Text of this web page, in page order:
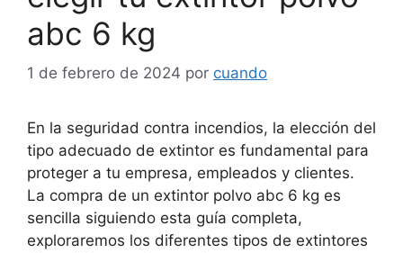
abc 6 kg
1 de febrero de 2024 por cuando
En la seguridad contra incendios, la elección del
tipo adecuado de extintor es fundamental para
proteger a tu empresa, empleados y clientes.
La compra de un extintor polvo abc 6 kg es
sencilla siguiendo esta guía completa,
exploraremos los diferentes tipos de extintores